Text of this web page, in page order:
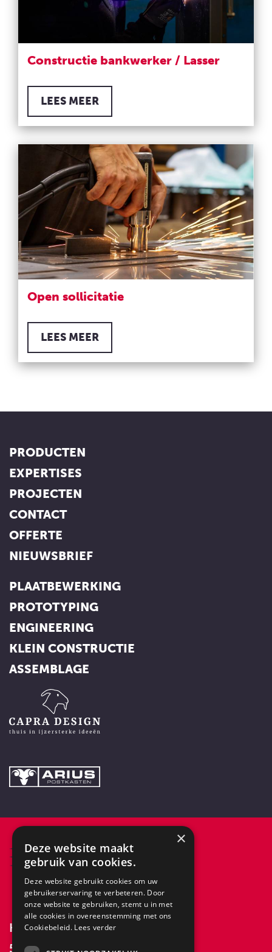
Constructie bankwerker / Lasser
LEES MEER
Open sollicitatie
LEES MEER
PRODUCTEN
EXPERTISES
PROJECTEN
CONTACT
OFFERTE
NIEUWSBRIEF
PLAATBEWERKING
PROTOTYPING
ENGINEERING
KLEIN CONSTRUCTIE
ASSEMBLAGE
Keizersveld 32a
5803 AN Venray
×
Deze website maakt
gebruik van cookies.
Deze website gebruikt cookies om uw
gebruikerservaring te verbeteren. Door
onze website te gebruiken, stemt u in met
alle cookies in overeenstemming met ons
Cookiebeleid. Lees verder